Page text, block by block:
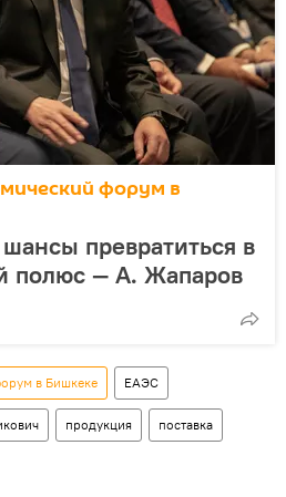
форум в
превратиться в
полюс — А. Жапаров
в Бишкеке ЕАЭС
продукция поставка